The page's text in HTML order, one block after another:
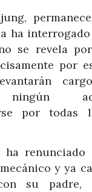
ha
se revela
por
ningún
por todas
ha
y ya
su padre,